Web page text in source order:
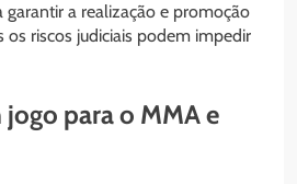
a realização e promoção
os riscos judiciais podem impedir
jogo para o MMA e